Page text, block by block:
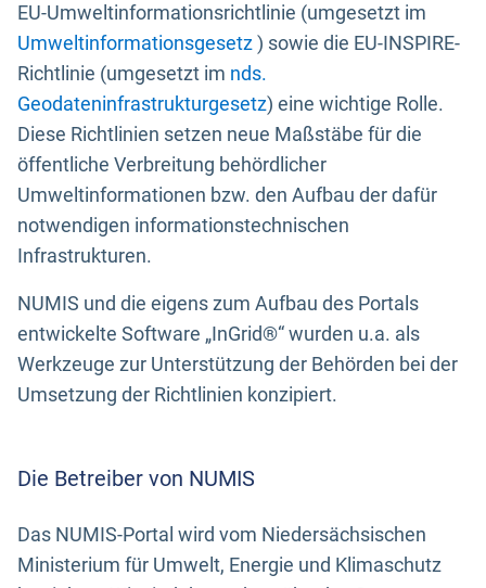
EU-Umweltinformationsrichtlinie (umgesetzt im
Umweltinformationsgesetz) sowie die EU-INSPIRE-
Richtlinie (umgesetzt im nds.
Geodateninfrastrukturgesetz) eine wichtige Rolle.
Diese Richtlinien setzen neue Maßstäbe für die
öffentliche Verbreitung behördlicher
Umweltinformationen bzw. den Aufbau der dafür
notwendigen informationstechnischen
Infrastrukturen.
NUMIS und die eigens zum Aufbau des Portals
entwickelte Software „InGrid®“ wurden u.a. als
Werkzeuge zur Unterstützung der Behörden bei der
Umsetzung der Richtlinien konzipiert.
Die Betreiber von NUMIS
Das NUMIS-Portal wird vom Niedersächsischen
Ministerium für Umwelt, Energie und Klimaschutz